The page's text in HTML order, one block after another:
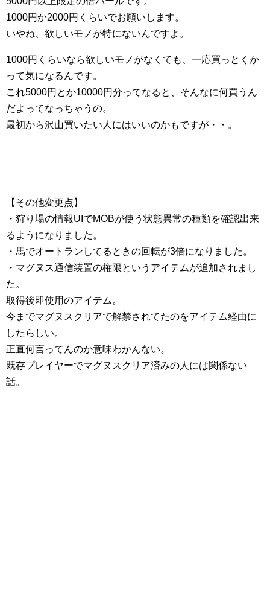
1000円か2000円くらいでお願いします。
いやね、欲しいモノが特にないんですよ。
1000円くらいなら欲しいモノがなくても、一応買っとくか
って気になるんです。
これ5000円とか10000円分ってなると、そんなに何買うん
だよってなっちゃうの。
最初から沢山買いたい人にはいいのかもですが・・。
【その他変更点】
・狩り場の情報UIでMOBが使う状態異常の種類を確認出来
るようになりました。
・馬でオートランしてるときの回転が3倍になりました。
・マグヌス通信装置の権限というアイテムが追加されまし
た。
取得後即使用のアイテム。
今までマグヌスクリアで解禁されてたのをアイテム経由に
したらしい。
正直何言ってんのか意味わかんない。
既存プレイヤーでマグヌスクリア済みの人には関係ない
話。